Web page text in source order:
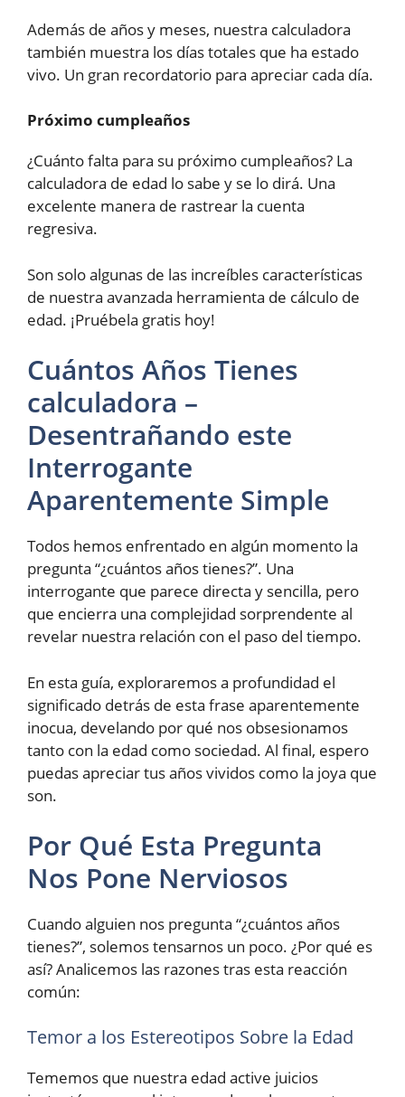
Además de años y meses, nuestra calculadora
también muestra los días totales que ha estado
vivo. Un gran recordatorio para apreciar cada día.
Próximo cumpleaños
¿Cuánto falta para su próximo cumpleaños? La
calculadora de edad lo sabe y se lo dirá. Una
excelente manera de rastrear la cuenta
regresiva.
Son solo algunas de las increíbles características
de nuestra avanzada herramienta de cálculo de
edad. ¡Pruébela gratis hoy!
Cuántos Años Tienes
calculadora –
Desentrañando este
Interrogante
Aparentemente Simple
Todos hemos enfrentado en algún momento la
pregunta “¿cuántos años tienes?”. Una
interrogante que parece directa y sencilla, pero
que encierra una complejidad sorprendente al
revelar nuestra relación con el paso del tiempo.
En esta guía, exploraremos a profundidad el
significado detrás de esta frase aparentemente
inocua, develando por qué nos obsesionamos
tanto con la edad como sociedad. Al final, espero
puedas apreciar tus años vividos como la joya que
son.
Por Qué Esta Pregunta
Nos Pone Nerviosos
Cuando alguien nos pregunta “¿cuántos años
tienes?”, solemos tensarnos un poco. ¿Por qué es
así? Analicemos las razones tras esta reacción
común:
Temor a los Estereotipos Sobre la Edad
Tememos que nuestra edad active juicios